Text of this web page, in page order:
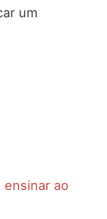
um
ao